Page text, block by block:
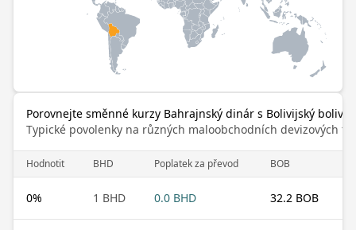
Porovnejte směnné kurzy Bahrajnský dinár s Bolivijský
Typické povolenky na různých maloobchodních devizových
Hodnotit BHD Poplatek za převod BOB
0% 1 BHD 0.0 BHD 32.2 BOB